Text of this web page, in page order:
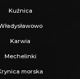
Kuźnica
Karwia
Mechelinki
morska